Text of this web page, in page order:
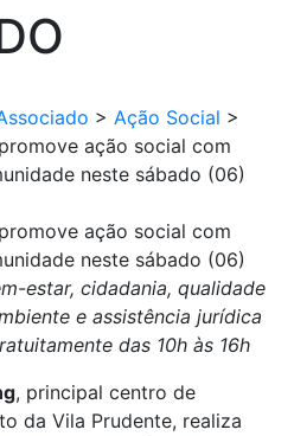
> Ação Social >
ação social com
neste sábado (06)
ação social com
neste sábado (06)
estar, cidadania, qualidade
e assistência jurídica
das 10h às 16h
, principal centro de
da Vila Prudente, realiza